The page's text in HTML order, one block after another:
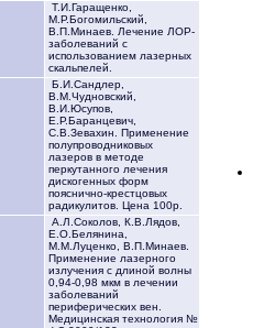
Т.И.Гаращенко,
М.Р.Богомильский,
В.П.Минаев. Лечение ЛОР-
заболеваний с
использованием лазерных
скальпелей.
Б.И.Сандлер,
В.М.Чудновский,
В.И.Юсупов,
Е.Р.Баранцевич,
С.В.Зевахин. Применение
полупроводниковых
лазеров в методе
перкутанного лечения
дискогенных форм
пояснично-крестцовых
радикулитов. Цена 100р.
А.Л.Соколов, К.В.Лядов,
Е.О.Белянина,
М.М.Луценко, В.П.Минаев.
Применение лазерного
излучения с длиной волны
0,94-0,98 мкм в лечении
заболеваний
периферических вен.
Медицинская технология №